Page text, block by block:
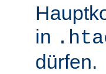
in
dürfen.